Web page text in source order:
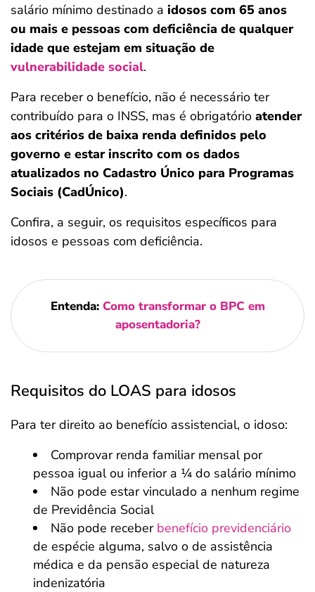
salário mínimo destinado a idosos com 65 anos
ou mais e pessoas com deficiência de qualquer
idade que estejam em situação de
vulnerabilidade social.
Para receber o benefício, não é necessário ter
contribuído para o INSS, mas é obrigatório atender
aos critérios de baixa renda definidos pelo
governo e estar inscrito com os dados
atualizados no Cadastro Único para Programas
Sociais (CadÚnico).
Confira, a seguir, os requisitos específicos para
idosos e pessoas com deficiência.
Entenda: Como transformar o BPC em
aposentadoria?
Requisitos do LOAS para idosos
Para ter direito ao benefício assistencial, o idoso:
Comprovar renda familiar mensal por
pessoa igual ou inferior a ¼ do salário mínimo
Não pode estar vinculado a nenhum regime
de Previdência Social
Não pode receber benefício previdenciário
de espécie alguma, salvo o de assistência
médica e da pensão especial de natureza
indenizatória